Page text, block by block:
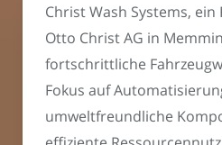
Christ Wash Systems,
Otto Christ AG in
fortschrittliche
Fokus auf
umweltfreundliche